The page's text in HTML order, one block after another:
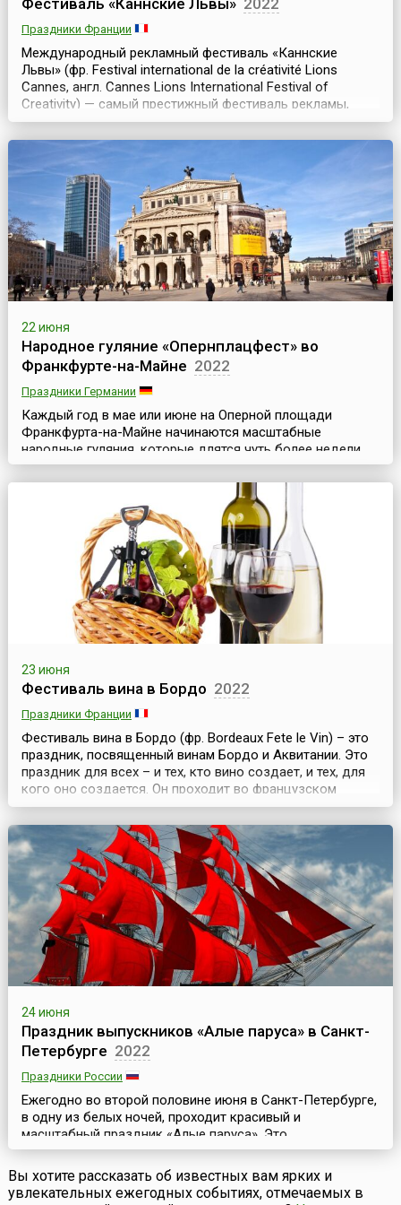
Фестиваль «Каннские Львы» 2022
Праздники Франции
Международный рекламный фестиваль «Каннские
Львы» (фр. Festival international de la créativité Lions
Cannes, англ. Cannes Lions International Festival of
Creativity) — самый престижный фестиваль рекламы,
собирающий огромную аудиторию профессионалов в
области мирового маркетинга и рекламы. Он проводится
в июне и длится 5 дней.История фестиваля началась в
1954 году, когда, находясь под впечатлен...
22 июня
Народное гуляние «Опернплацфест» во
Франкфурте-на-Майне 2022
Праздники Германии
Каждый год в мае или июне на Оперной площади
Франкфурта-на-Майне начинаются масштабные
народные гуляния, которые длятся чуть более недели.
Фестиваль «Опернплацфест» (Opernplatzfest) – одно из
главных светских мероприятий этого немецкого города.
Иногда его называют балом под открытым
небом.Здание Старой оперы или Оперный театр был
построен в 1872–1880 годы в стиле итальянского
ренессанса. В год...
23 июня
Фестиваль вина в Бордо 2022
Праздники Франции
Фестиваль вина в Бордо (фр. Bordeaux Fete le Vin) – это
праздник, посвященный винам Бордо и Аквитании. Это
праздник для всех – и тех, кто вино создает, и тех, для
кого оно создается. Он проходит во французском
городе Бордо в июне и проводится, как правило, раз в
два года.Регион Бордо, уже давно известный своими
винами (тем более, что Франция во все века была
страной виноградников и отменного в...
24 июня
Праздник выпускников «Алые паруса» в Санкт-
Петербурге 2022
Праздники России
Ежегодно во второй половине июня в Санкт-Петербурге,
в одну из белых ночей, проходит красивый и
масштабный праздник «Алые паруса». Это
общегородской праздник выпускников средних школ
северной столицы России. Хотя фиксированной даты у
него нет, но, как правило, он проводится в субботу,
Вы хотите рассказать об известных вам ярких и
увлекательных ежегодных событиях, отмечаемых в